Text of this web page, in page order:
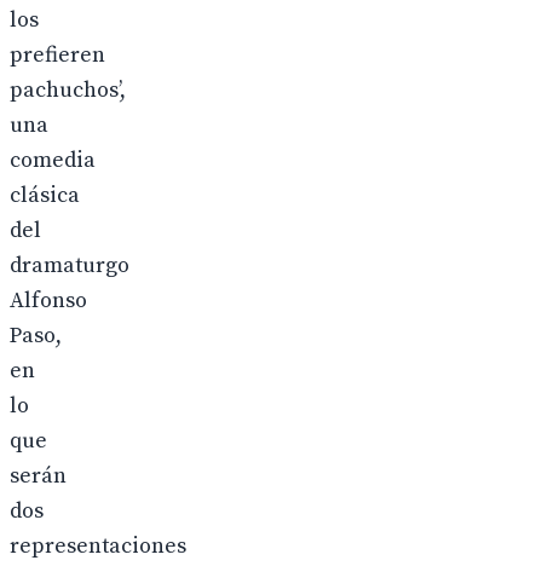
los
prefieren
pachuchos’,
una
comedia
clásica
del
dramaturgo
Alfonso
Paso,
en
lo
que
serán
dos
representaciones